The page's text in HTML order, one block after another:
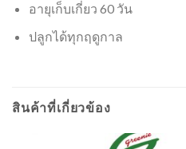
อายุเก็บเกี่ยว 60 วัน
ปลูกได้ทุกฤดูกาล
สินค้าที่เกี่ยวข้อง